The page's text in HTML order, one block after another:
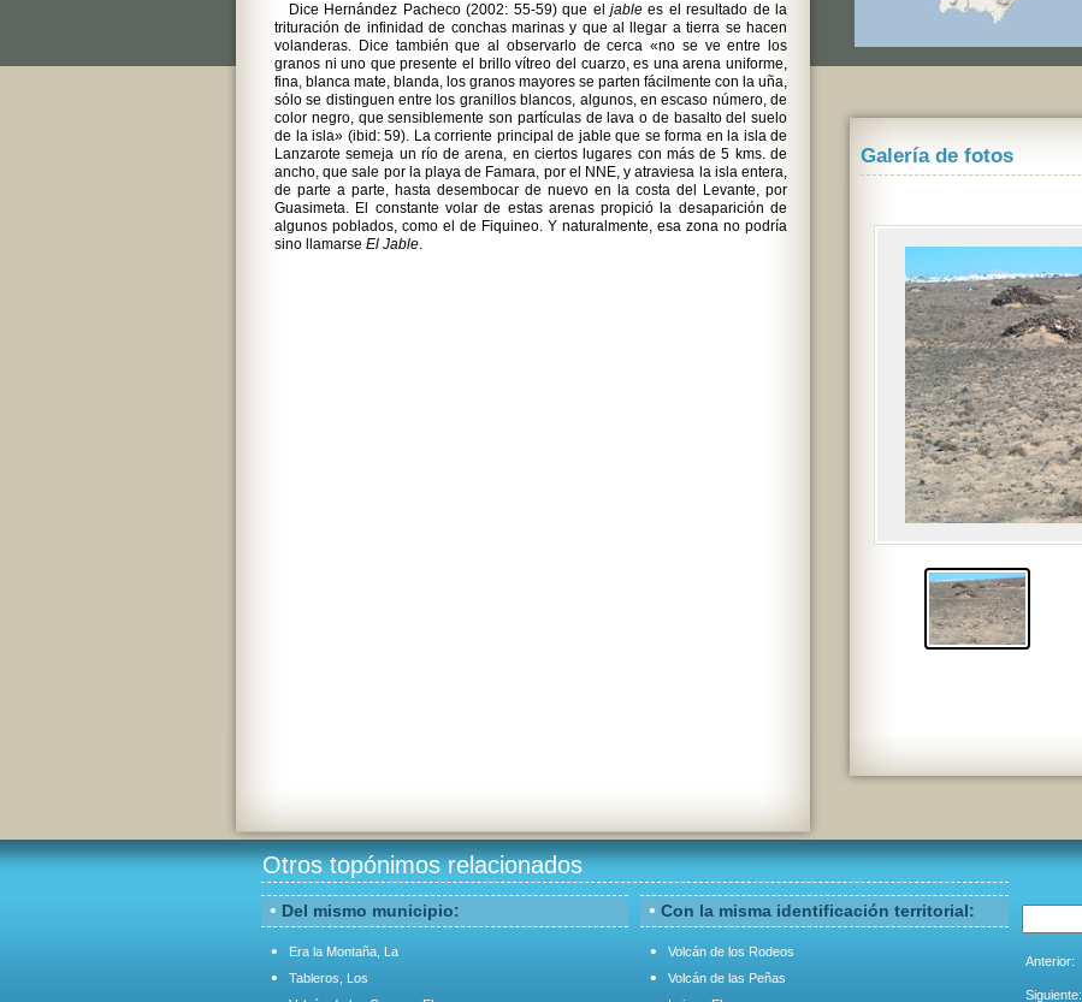
Dice Hernández Pacheco (2002: 55-59) que el jablees el resultado de la
trituración de infinidad de conchas marinas y que al llegar a tierra se hacen
volanderas. Dice también que al observarlo de cerca «no se ve entre los
granos ni uno que presente el brillo vítreo del cuarzo, es una arena uniforme,
fina, blanca mate, blanda, los granos mayores se parten fácilmente con la uña,
sólo se distinguen entre los granillos blancos, algunos, en escaso número, de
color negro, que sensiblemente son partículas de lava o de basalto del suelo
de la isla» (ibid: 59). La corriente principal de jable que se forma en la isla de
Lanzarote semeja un río de arena, en ciertos lugares con más de 5 kms. de
ancho, que sale por la playa de Famara, por el NNE, y atraviesa la isla entera,
de parte a parte, hasta desembocar de nuevo en la costa del Levante, por
Guasimeta. El constante volar de estas arenas propició la desaparición de
algunos poblados, como el de Fiquineo. Y naturalmente, esa zona no podría
sino llamarse El Jable.
Galería de fotos
Otros topónimos relacionados
Anterior:
Siguiente:
• Del mismo municipio: • Con la misma identificación territorial:
• Era la Montaña, La
• Tableros, Los
• Volcán de los Rodeos
• Volcán de las Peñas